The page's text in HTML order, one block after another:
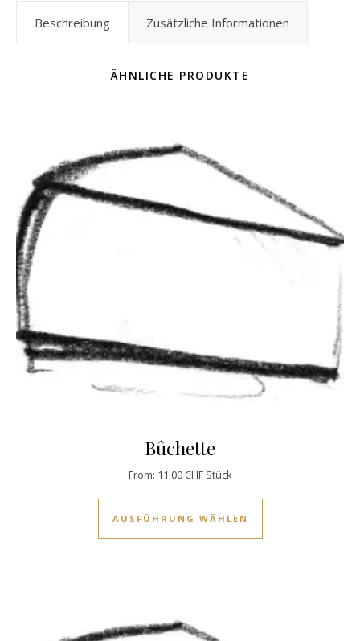
Beschreibung Zusätzliche Informationen
ÄHNLICHE PRODUKTE
Bûchette
From: 11.00 CHF Stück
AUSFÜHRUNG WÄHLEN
Dieses Produkt